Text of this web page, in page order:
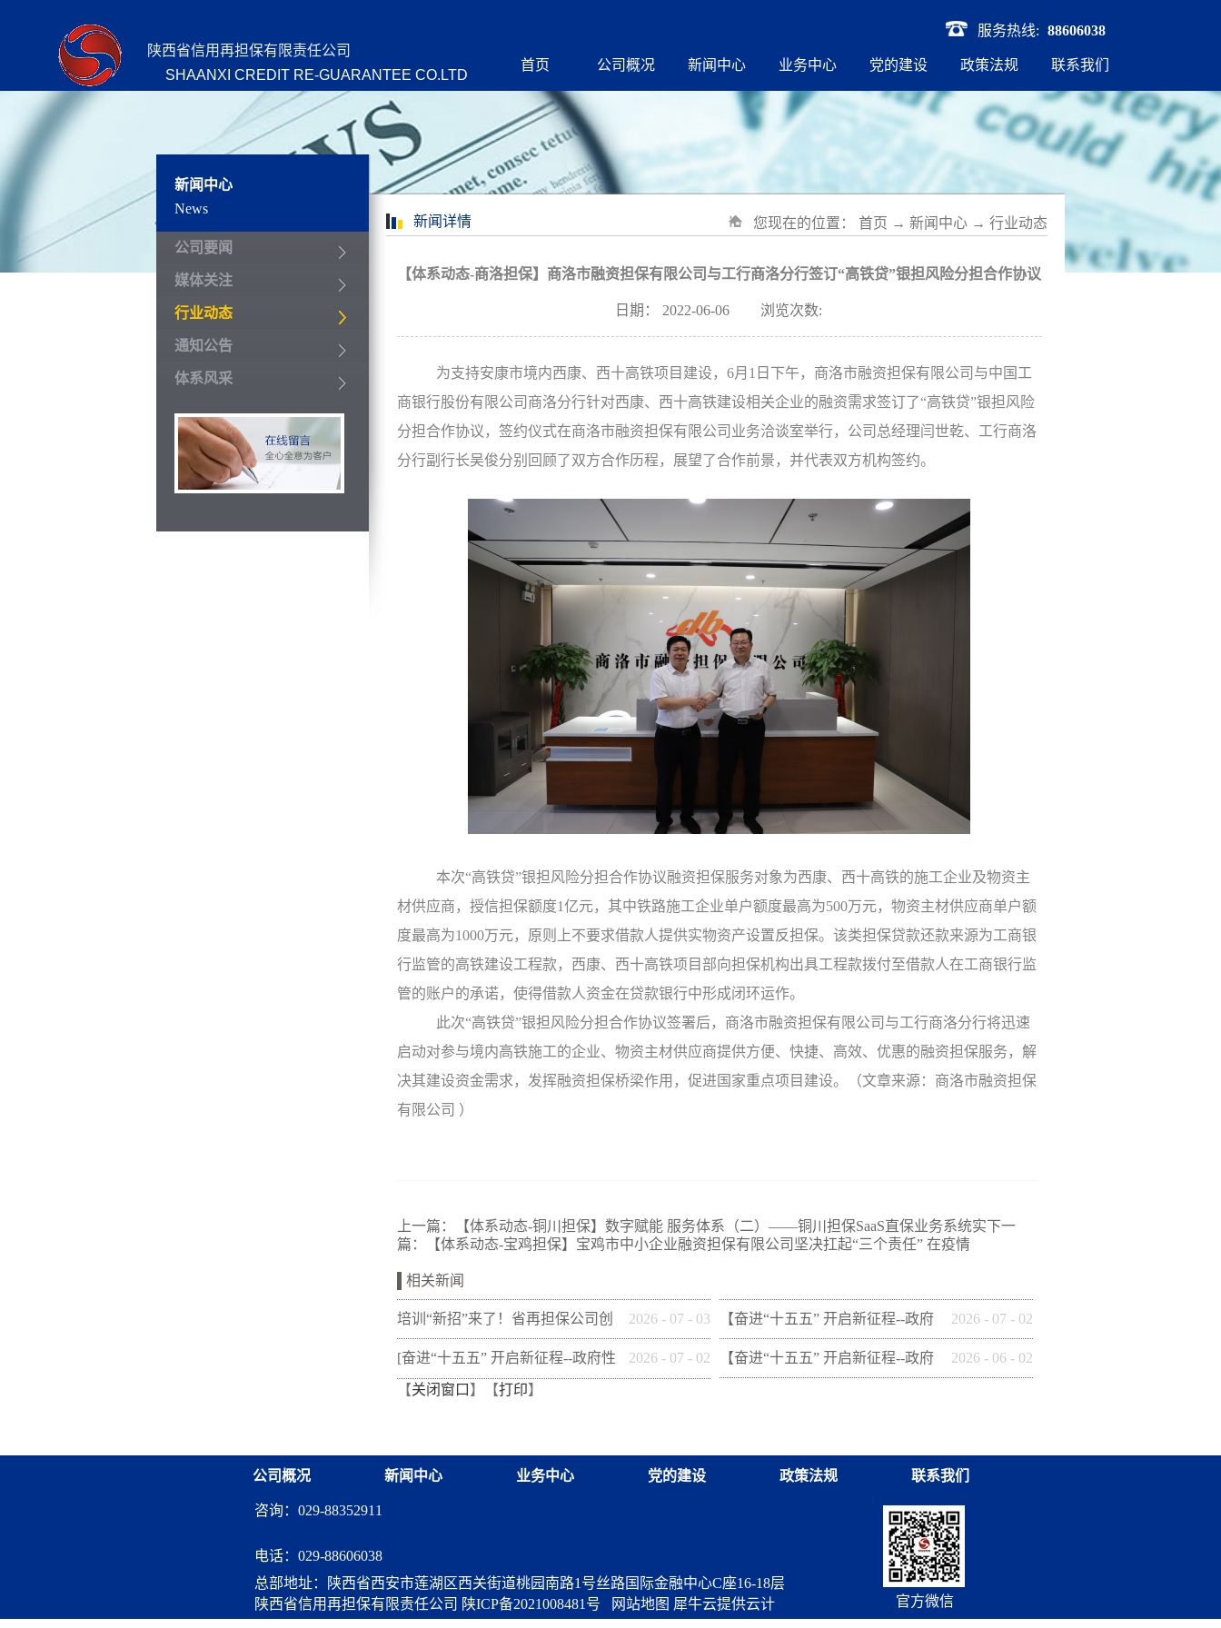
陕西省信用再担保有限责任公司
SHAANXI CREDIT RE-GUARANTEE CO.LTD
服务热线: 88606038
首页 公司概况 新闻中心 业务中心 党的建设 政策法规 联系我们
新闻中心
News
公司要闻
媒体关注
行业动态
通知公告
体系风采
新闻详情 您现在的位置： 首页 → 新闻中心 → 行业动态
【体系动态-商洛担保】商洛市融资担保有限公司与工行商洛分行签订“高铁贷”银担风险分担合作协议
日期： 2022-06-06 浏览次数:
为支持安康市境内西康、西十高铁项目建设，6月1日下午，商洛市融资担保有限公司与中国工
商银行股份有限公司商洛分行针对西康、西十高铁建设相关企业的融资需求签订了“高铁贷”银担风险
分担合作协议，签约仪式在商洛市融资担保有限公司业务洽谈室举行，公司总经理闫世乾、工行商洛
分行副行长吴俊分别回顾了双方合作历程，展望了合作前景，并代表双方机构签约。
本次“高铁贷”银担风险分担合作协议融资担保服务对象为西康、西十高铁的施工企业及物资主
材供应商，授信担保额度1亿元，其中铁路施工企业单户额度最高为500万元，物资主材供应商单户额
度最高为1000万元，原则上不要求借款人提供实物资产设置反担保。该类担保贷款还款来源为工商银
行监管的高铁建设工程款，西康、西十高铁项目部向担保机构出具工程款拨付至借款人在工商银行监
管的账户的承诺，使得借款人资金在贷款银行中形成闭环运作。
此次“高铁贷”银担风险分担合作协议签署后，商洛市融资担保有限公司与工行商洛分行将迅速
启动对参与境内高铁施工的企业、物资主材供应商提供方便、快捷、高效、优惠的融资担保服务，解
决其建设资金需求，发挥融资担保桥梁作用，促进国家重点项目建设。（文章来源：商洛市融资担保
有限公司 ）
上一篇： 【体系动态-铜川担保】数字赋能 服务体系（二）——铜川担保SaaS直保业务系统实下一
篇：
【体系动态-宝鸡担保】宝鸡市中小企业融资担保有限公司坚决扛起“三个责任” 在疫情
相关新闻
培训“新招”来了！省再担保公司创
新"以审代训"， 让政策学习
从"听"变"练"
2026 - 07 - 03 【奋进“十五五” 开启新征程--政府
性融资担保体系这样做】(十四)安康
2026 - 07 - 02
[奋进“十五五” 开启新征程--政府性
融资担保体系这样做](十三)咸阳市
2026 - 07 - 02 【奋进“十五五” 开启新征程--政府 2026 - 06 - 02
【关闭窗口 】【打印】
公司概况 新闻中心 业务中心 党的建设 政策法规 联系我们
官方微信
咨询：029-88352911
电话： 029-88606038
陕西省信用再担保有限责任公司 陕ICP备2021008481号 网站地图 犀牛云提供云计
总部地址：陕西省西安市莲湖区西关街道桃园南路1号丝路国际金融中心C座16-18层